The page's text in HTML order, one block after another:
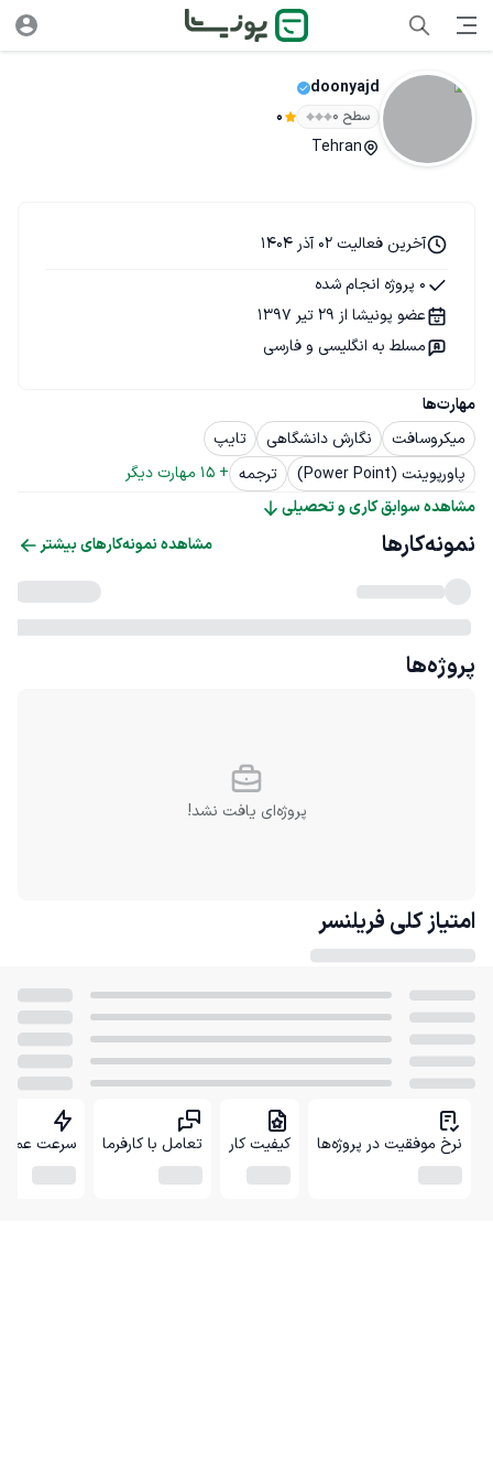
doonyajd
سطح ۰ 0
Tehran
مهارت‌ها
میکروسافت
نگارش دانشگاهی
تایپ
پاورپوینت (Power Point)
ترجمه +
15 مهارت دیگر
مشاهده سوابق کاری و تحصیلی
آخرین فعالیت 02 آذر 1404
0 پروژه انجام شده
عضو پونیشا از 29 تیر 1397
مسلط به انگلیسی و فارسی
نمونه‌کارها مشاهده نمونه‌کارهای بیشتر
پروژه‌ها
پروژه‌ای یافت نشد!
امتیاز کلی فریلنسر
نرخ موفقیت در پروژه‌ها کیفیت کار تعامل با کارفرما سرعت عمل